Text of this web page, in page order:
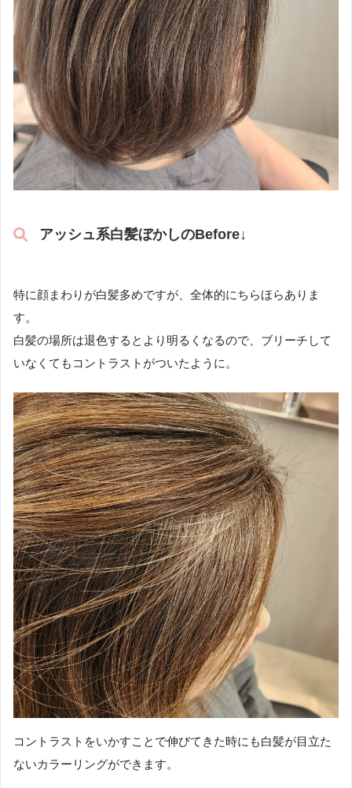
アッシュ系白髪ぼかしのBefore↓
特に顔まわりが白髪多めですが、全体的にちらほらありま
す。
白髪の場所は退色するとより明るくなるので、ブリーチして
いなくてもコントラストがついたように。
コントラストをいかすことで伸びてきた時にも白髪が目立た
ないカラーリングができます。